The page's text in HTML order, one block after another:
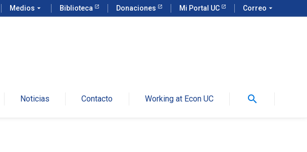
Medios arrow_drop_down Biblioteca Donaciones Mi Portal UC Correo arrow_drop_down
Noticias Contacto Working at Econ UC search